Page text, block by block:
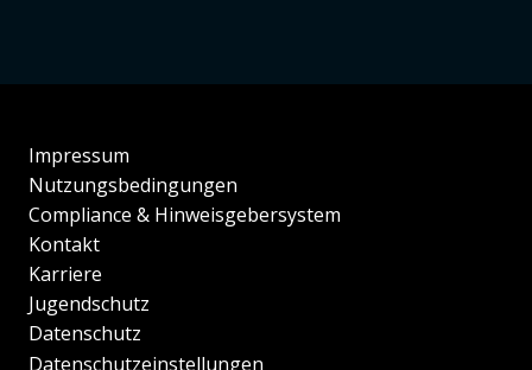
Impressum
Nutzungsbedingungen
Compliance & Hinweisgebersystem
Kontakt
Karriere
Jugendschutz
Datenschutz
Datenschutzeinstellungen